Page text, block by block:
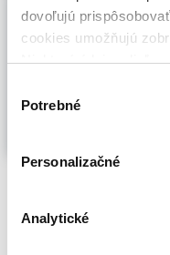
dovoľujú
cookies umožňujú
Niektoré údaje
cookies.
súhlasu
Potrebné
Personalizačné
Analytické